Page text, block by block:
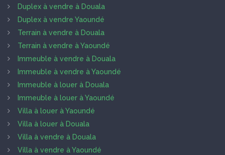
Duplex à vendre à Douala
Duplex à vendre Yaoundé
Terrain à vendre à Douala
Terrain à vendre à Yaoundé
Immeuble à vendre à Douala
Immeuble à vendre à Yaoundé
Immeuble à louer à Douala
Immeuble à louer à Yaoundé
Villa à louer à Yaoundé
Villa à louer à Douala
Villa à vendre à Douala
Villa à vendre à Yaoundé